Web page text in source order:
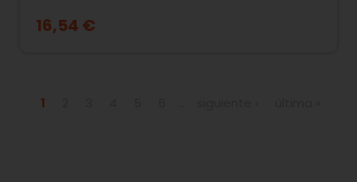
16,54 €
1